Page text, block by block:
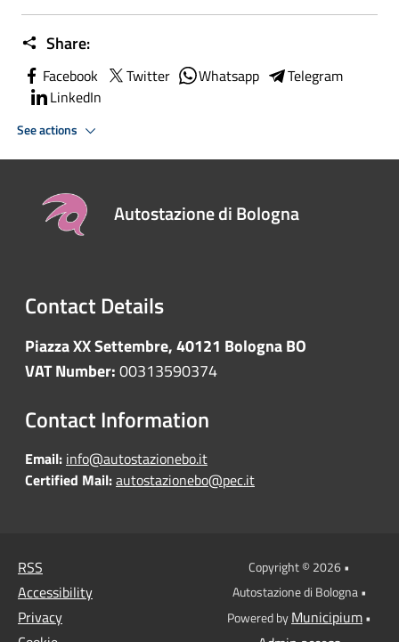
Share:
Facebook Twitter Whatsapp
Telegram
LinkedIn
See actions
Autostazione di Bologna
Contact Details
Piazza XX Settembre, 40121 Bologna BO
VAT Number:00313590374
Contact Information
Email: info@autostazionebo.it
Certified Mail:autostazionebo@pec.it
RSS
Accessibility
Privacy
Copyright © 2026 •
Autostazione di Bologna •
Powered byMunicipium•